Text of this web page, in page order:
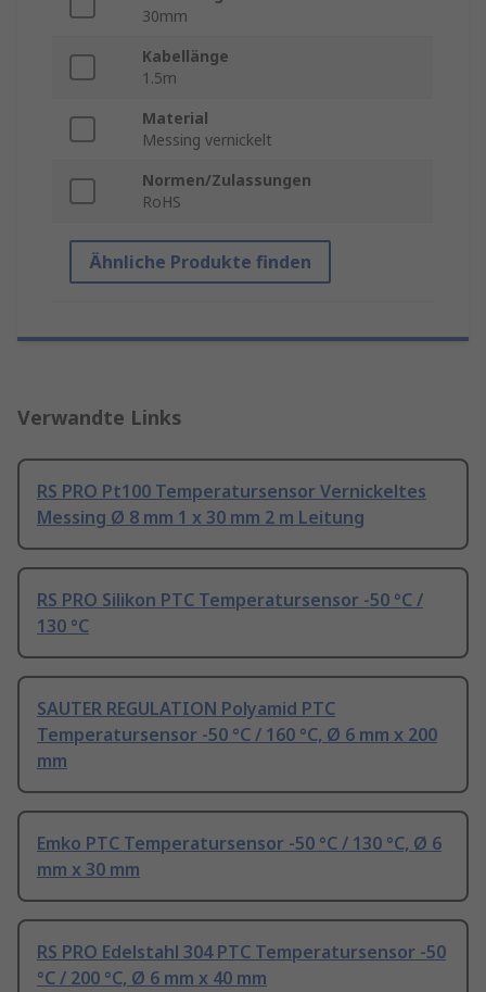
30mm
Kabellänge
1.5m
Material
Messing vernickelt
Normen/Zulassungen
RoHS
Ähnliche Produkte finden
Verwandte Links
RS PRO Pt100 Temperatursensor Vernickeltes
Messing Ø 8 mm 1 x 30 mm 2 m Leitung
RS PRO Silikon PTC Temperatursensor -50 °C /
130 °C
SAUTER REGULATION Polyamid PTC
Temperatursensor -50 °C / 160 °C, Ø 6 mm x 200
mm
Emko PTC Temperatursensor -50 °C / 130 °C, Ø 6
mm x 30 mm
RS PRO Edelstahl 304 PTC Temperatursensor -50
°C / 200 °C, Ø 6 mm x 40 mm